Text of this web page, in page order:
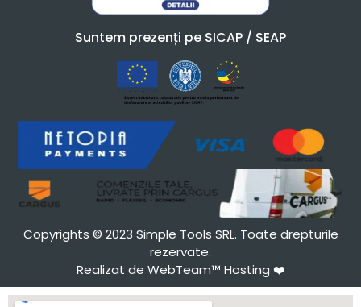
Suntem prezenți pe SICAP / SEAP
Copyrights © 2023 Simple Tools SRL. Toate drepturile
rezervate.
Realizat de WebTeam™ Hosting ❤️